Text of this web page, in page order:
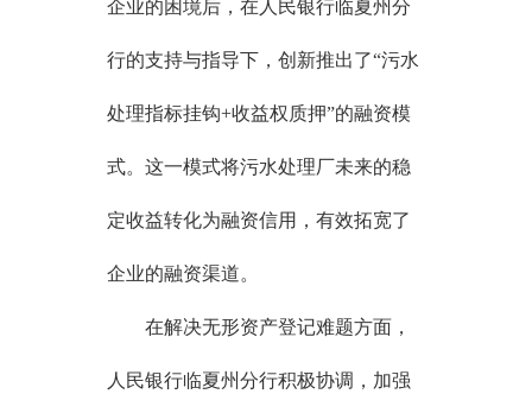
企业的困境后，在人民银行临夏州分
行的支持与指导下，创新推出了“污水
处理指标挂钩+收益权质押”的融资模
式。这一模式将污水处理厂未来的稳
定收益转化为融资信用，有效拓宽了
企业的融资渠道。
在解决无形资产登记难题方面，
人民银行临夏州分行积极协调，加强